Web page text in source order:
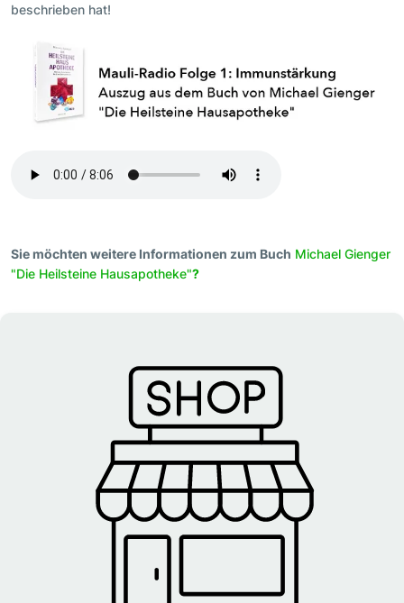
beschrieben hat!
Sie möchten weitere Informationen zum Buch Michael Gienger
"Die Heilsteine Hausapotheke"?